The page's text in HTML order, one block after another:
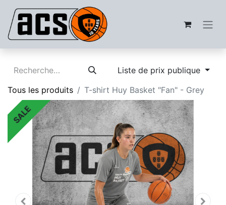
Liste de prix publique
Tous les produits
T-shirt Huy Basket "Fan" - Grey
SALE